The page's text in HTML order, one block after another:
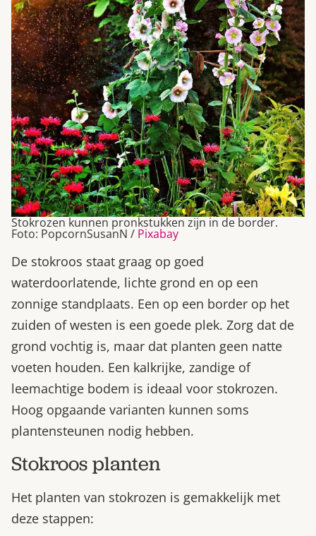
Stokrozen kunnen pronkstukken zijn in de border.
Foto: PopcornSusanN / Pixabay
De stokroos staat graag op goed
waterdoorlatende, lichte grond en op een
zonnige standplaats. Een op een border op het
zuiden of westen is een goede plek. Zorg dat de
grond vochtig is, maar dat planten geen natte
voeten houden. Een kalkrijke, zandige of
leemachtige bodem is ideaal voor stokrozen.
Hoog opgaande varianten kunnen soms
plantensteunen nodig hebben.
Stokroos planten
Het planten van stokrozen is gemakkelijk met
deze stappen: